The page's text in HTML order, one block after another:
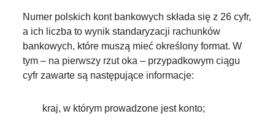
Numer polskich kont bankowych składa się z 26 cyfr,
a ich liczba to wynik standaryzacji rachunków
bankowych, które muszą mieć określony format. W
tym – na pierwszy rzut oka – przypadkowym ciągu
cyfr zawarte są następujące informacje:
kraj, w którym prowadzone jest konto;